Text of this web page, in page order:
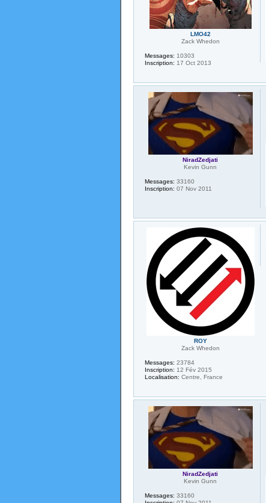
LMO42
Zack Whedon
Messages: 10303
Inscription: 17 Oct 2013
NiradZedjati
Kevin Gunn
Messages: 33160
Inscription: 07 Nov 2011
ROY
Zack Whedon
Messages: 23784
Inscription: 12 Fév 2015
Localisation: Centre, France
NiradZedjati
Kevin Gunn
Messages: 33160